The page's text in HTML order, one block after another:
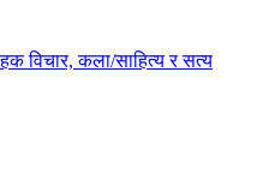
विचार, कला/साहित्य र सत्य